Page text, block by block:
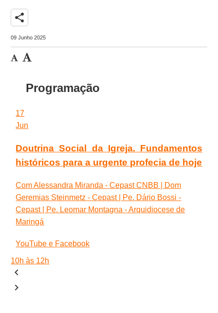
share
09 Junho 2025
Programação
17
Jun
Doutrina Social da Igreja. Fundamentos
históricos para a urgente profecia de hoje
Com Alessandra Miranda - Cepast CNBB | Dom
Geremias Steinmetz - Cepast | Pe. Dário Bossi -
Cepast | Pe. Leomar Montagna - Arquidiocese de
Maringá
YouTube e Facebook
10h às 12h
keyboard_arrow_left
keyboard_arrow_right